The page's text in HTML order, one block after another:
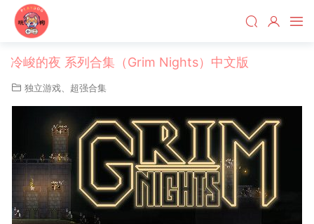
冷峻的夜 系列合集（Grim Nights）中文版
独立游戏 超强合集